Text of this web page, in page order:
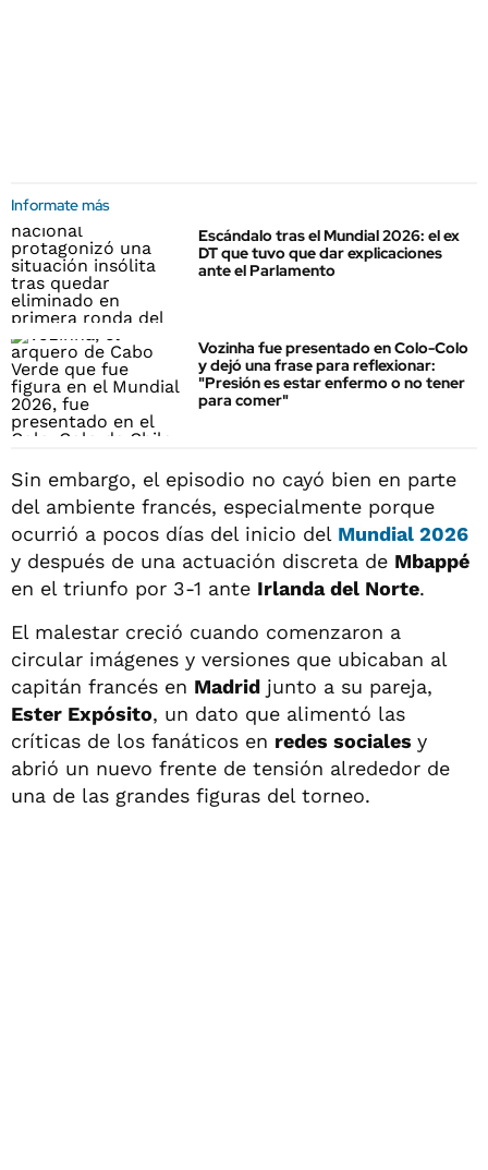
Informate más
Escándalo tras el Mundial 2026: el ex
DT que tuvo que dar explicaciones
ante el Parlamento
Vozinha fue presentado en Colo-Colo
y dejó una frase para reflexionar:
"Presión es estar enfermo o no tener
para comer"
Sin embargo, el episodio no cayó bien en parte
del ambiente francés, especialmente porque
ocurrió a pocos días del inicio del Mundial 2026
y después de una actuación discreta de Mbappé
en el triunfo por 3-1 ante Irlanda del Norte.
El malestar creció cuando comenzaron a
circular imágenes y versiones que ubicaban al
capitán francés en Madrid junto a su pareja,
Ester Expósito, un dato que alimentó las
críticas de los fanáticos en redes sociales y
abrió un nuevo frente de tensión alrededor de
una de las grandes figuras del torneo.